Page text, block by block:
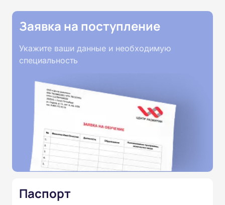
Заявка на поступление
Укажите ваши данные и необходимую
специальность
Паспорт